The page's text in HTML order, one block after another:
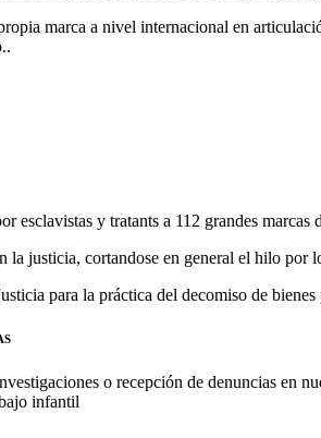
marca a nivel internacional en
esclavistas y tratants a 112 grandes
la justicia, cortandose en general el hilo por
para la práctica del decomiso de
o recepción de denuncias en
infantil